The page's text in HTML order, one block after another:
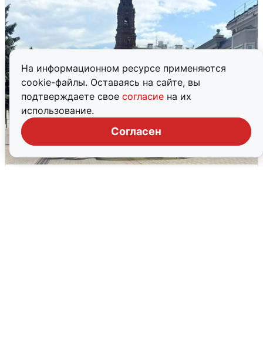
На информационном ресурсе применяются
cookie-файлы. Оставаясь на сайте, вы
подтверждаете свое согласие на их
использование.
Согласен